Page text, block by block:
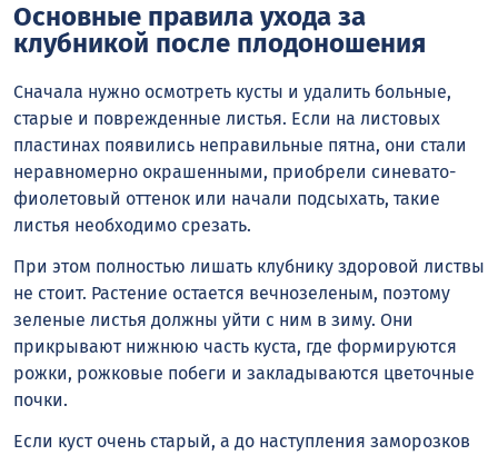
Основные правила ухода за
клубникой после плодоношения
Сначала нужно осмотреть кусты и удалить больные,
старые и поврежденные листья. Если на листовых
пластинах появились неправильные пятна, они стали
неравномерно окрашенными, приобрели синевато-
фиолетовый оттенок или начали подсыхать, такие
листья необходимо срезать.
При этом полностью лишать клубнику здоровой листвы
не стоит. Растение остается вечнозеленым, поэтому
зеленые листья должны уйти с ним в зиму. Они
прикрывают нижнюю часть куста, где формируются
рожки, рожковые побеги и закладываются цветочные
почки.
Если куст очень старый, а до наступления заморозков